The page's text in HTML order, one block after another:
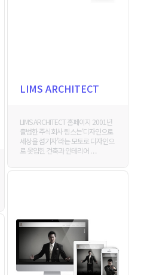
LIMS ARCHITECT
LIMS ARCHITECT 홈페이지 2001년
출범한 주식회사 림스는‘디자인으로
세상을 섬기자’라는 모토로 디자인으
로 옷입힌 건축과 인테리어 . . .